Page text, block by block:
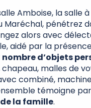
Amboise, la salle
Maréchal, pénétrez
alors avec
aidé par la
nombre d’objets
chapeau, malles de
combiné,
témoigne
la famille.